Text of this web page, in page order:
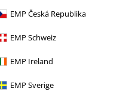
EMP Česká Republika
EMP Schweiz
EMP Ireland
EMP Sverige
T-shirt & top